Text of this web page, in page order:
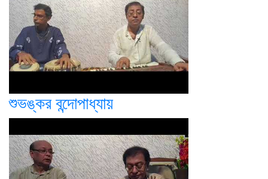
শুভঙ্কর বন্দোপাধ্যায়